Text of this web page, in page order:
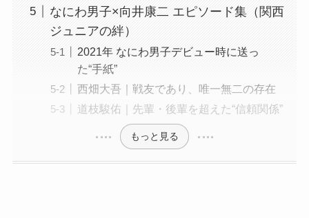
なにわ男子×向井康二 エピソード集（関西
ジュニアの絆）
2021年 なにわ男子デビュー時に送っ
た“手紙”
西畑大吾｜戦友であり、唯一無二の存在
道枝駿佑｜先輩・後輩を超えた“信頼関係”
もっと見る